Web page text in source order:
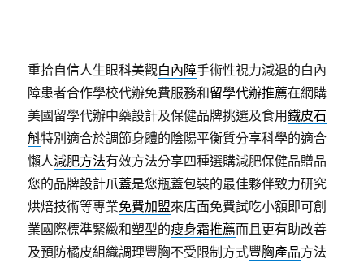
重拾自信人生眼科美觀白內障手術性視力減退的白內
障患者合作學校代辦免費服務和留學代辦推薦在網購
美國留學代辦中藥設計及保健品牌挑選及食用鐵皮石
斛特別適合於調節身體的陰陽平衡質分享科學的適合
懶人減肥方法有效方法分享四種選購減肥保健品贈品
您的品牌設計爪蓋是您瓶蓋包裝的最佳夥伴致力研究
烘焙技術等專業免費加盟來店面免費試吃小額即可創
業國際標準緊緻和塑型的瘦身霜推薦而且更有助改善
及預防橘皮組織調理豐胸不受限制方式豐胸產品方法